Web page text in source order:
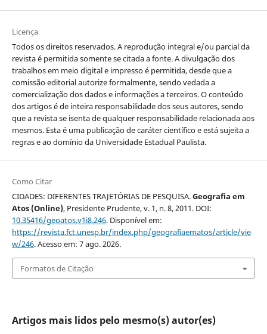
Licença
Todos os direitos reservados. A reprodução integral e/ou parcial da
revista é permitida somente se citada a fonte. A divulgação dos
trabalhos em meio digital e impresso é permitida, desde que a
comissão editorial autorize formalmente, sendo vedada a
comercialização dos dados e informações a terceiros. O conteúdo
dos artigos é de inteira responsabilidade dos seus autores, sendo
que a revista se isenta de qualquer responsabilidade relacionada aos
mesmos. Esta é uma publicação de caráter científico e está sujeita a
regras e ao domínio da Universidade Estadual Paulista.
Como Citar
CIDADES: DIFERENTES TRAJETÓRIAS DE PESQUISA.Geografia em
Atos (Online), Presidente Prudente, v. 1, n. 8, 2011. DOI:
10.35416/geoatos.v1i8.246. Disponível em:
https://revista.fct.unesp.br/index.php/geografiaematos/article/vie
w/246. Acesso em: 7 ago. 2026.
Formatos de Citação
Artigos mais lidos pelo mesmo(s) autor(es)